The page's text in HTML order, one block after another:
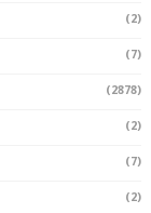
(2)
(7)
(2878)
(2)
(7)
(2)